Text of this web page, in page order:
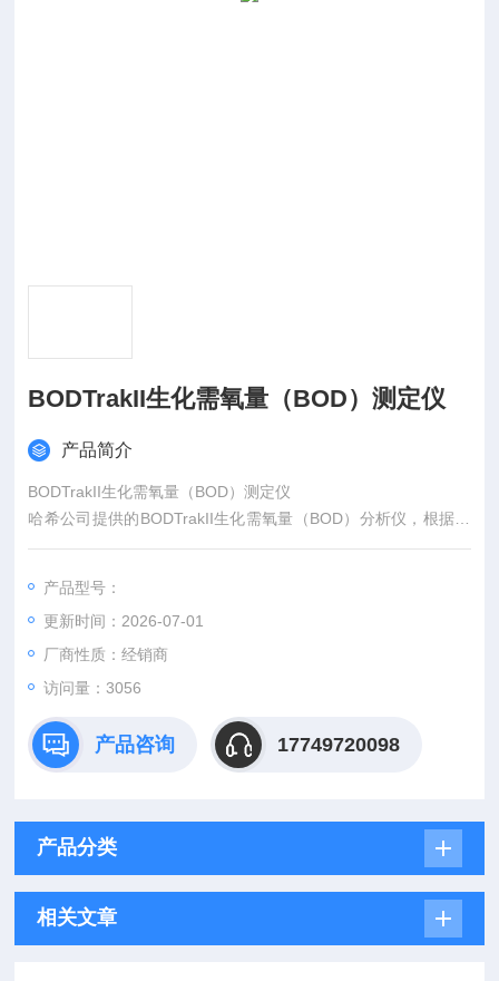
BODTrakII生化需氧量（BOD）测定仪
产品简介
BODTrakII生化需氧量（BOD）测定仪
哈希公司提供的BODTrakII生化需氧量（BOD）分析仪，根据压
差法测量原理设计而成。
上方空气中的氧气不断补充水中消耗的溶解氧，有 机物降解过程
中产生的CO2被密封盖中的氢氧化锂吸收，压力传感器随时监测
测试瓶中氧气压力的变化。
产品型号：
更新时间：2026-07-01
厂商性质：经销商
访问量：3056
产品咨询 17749720098
产品分类
相关文章